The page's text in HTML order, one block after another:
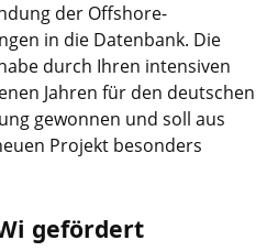
der Offshore-
in die Datenbank. Die
durch Ihren intensiven
Jahren für den deutschen
gewonnen und soll aus
Projekt besonders
gefördert